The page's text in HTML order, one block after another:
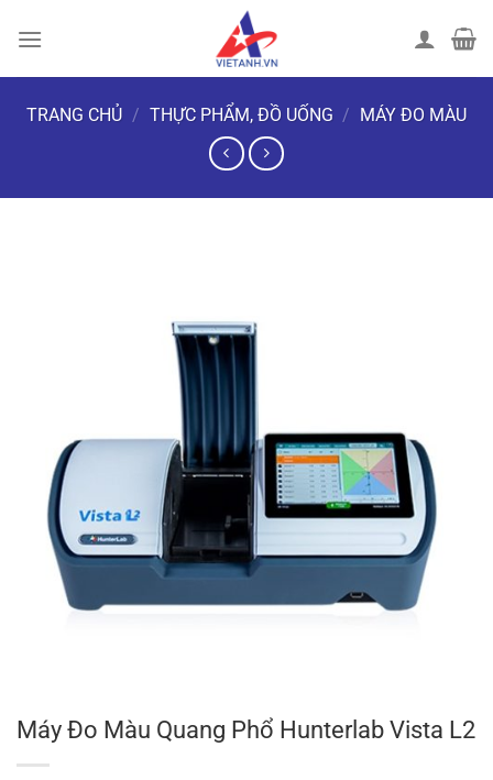
đến
TRANG CHỦ / THỰC PHẨM, ĐỒ UỐNG / MÁY ĐO MÀU
Máy Đo Màu Quang Phổ Hunterlab Vista L2